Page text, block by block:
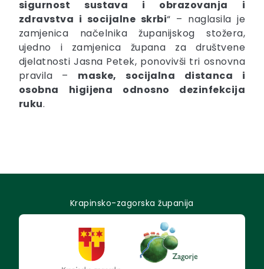
sigurnost sustava i obrazovanja i
zdravstva i socijalne skrbi“ – naglasila je
zamjenica načelnika županijskog stožera,
ujedno i zamjenica župana za društvene
djelatnosti Jasna Petek, ponovivši tri osnovna
pravila – maske, socijalna distanca i
osobna higijena odnosno dezinfekcija
ruku.
Krapinsko-zagorska županija